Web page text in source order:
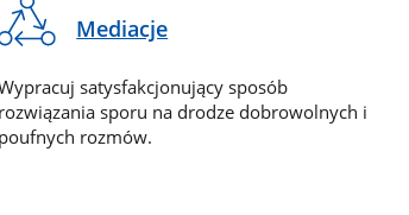
Mediacje
satysfakcjonujący sposób
rozwiązania sporu na drodze dobrowolnych i
poufnych rozmów.